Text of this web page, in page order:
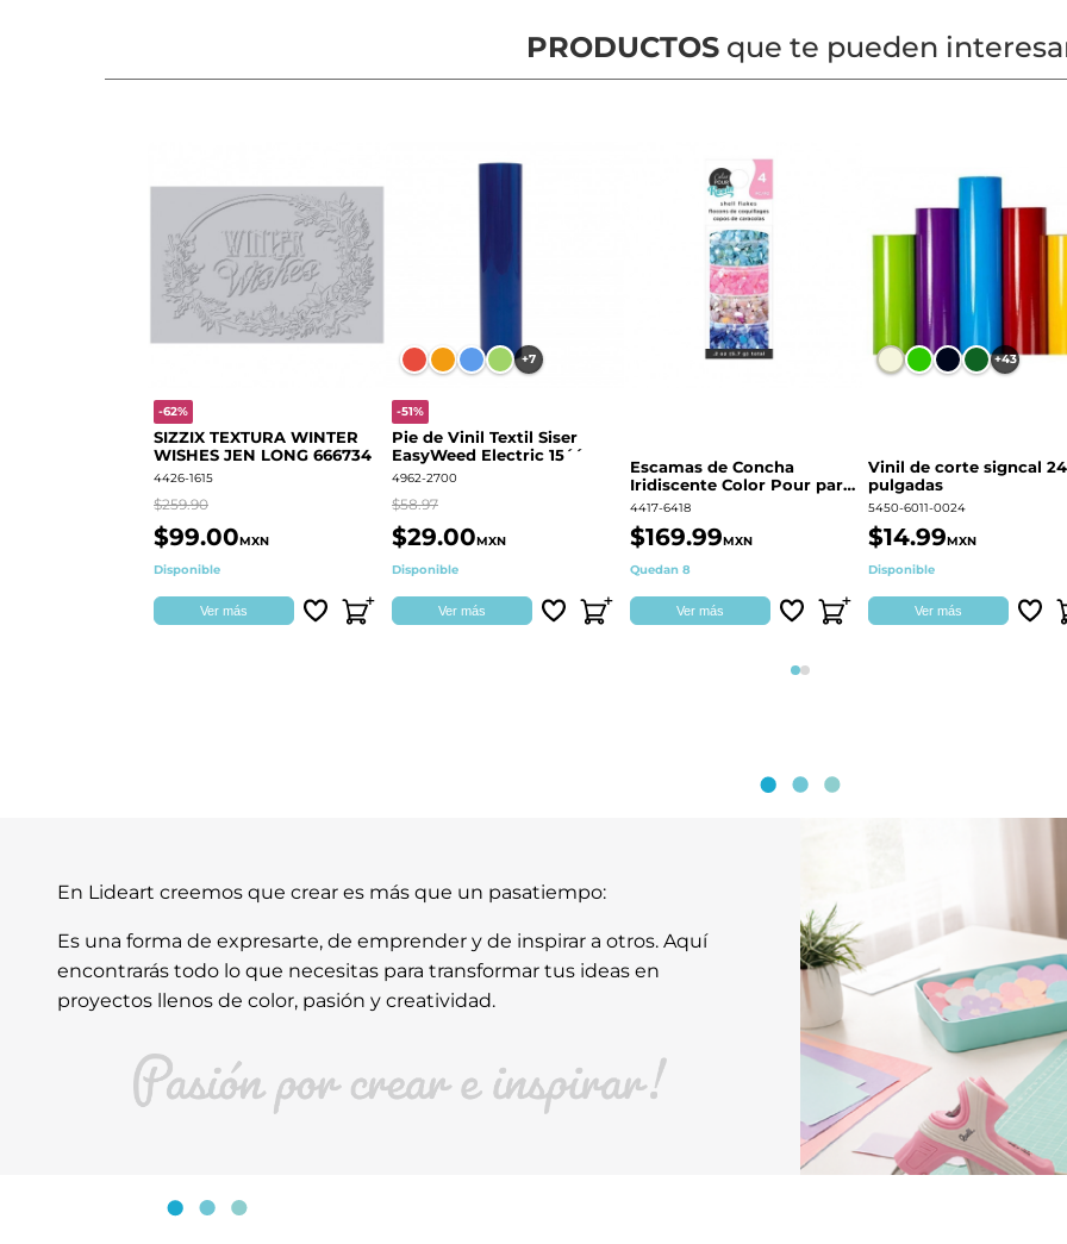
PRODUCTOSque te pueden
-62%
SIZZIX TEXTURA WINTER
WISHES JEN LONG 666734
4426-1615
$259.90
$99.00MXN
Disponible
Ver más
+7
-51%
Pie de Vinil Textil Siser
EasyWeed Electric 15´´
4962-2700
$58.97
$29.00MXN
Disponible
Ver más
Escamas de Concha
Iridiscente Color Pour para
decoración | 359687
4417-6418
$169.99MXN
Quedan 8
Ver más
+43
Vinil de corte signcal 24
pulgadas
5450-6011-0024
$14.99MXN
Disponible
Ver más
Página 1
Página 2
En Lideart creemos que crear es más que un pasatiempo:
Es una forma de expresarte, de emprender y de inspirar a otros. Aquí
encontrarás todo lo que necesitas para transformar tus ideas en
proyectos llenos de color, pasión y creatividad.